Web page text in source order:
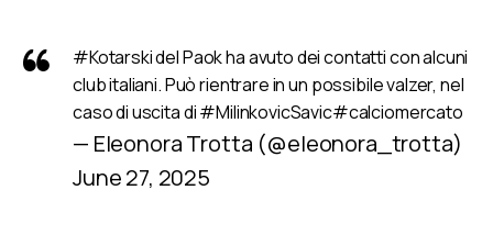
#Kotarskidel Paok ha avuto dei contatti con alcuni
club italiani. Può rientrare in un possibile valzer, nel
caso di uscita di#MilinkovicSavic#calciomercato
— Eleonora Trotta (@eleonora_trotta)
June 27, 2025